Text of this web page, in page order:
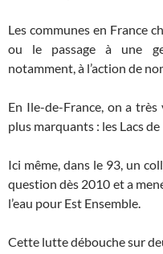
Les communes en France
ou le passage à une
notamment, à l’action de
En Ile-de-France, on a
plus marquants : les Lacs
Ici même, dans le 93, un
question dès 2010 et a
l’eau pour Est Ensemble.
Cette lutte débouche sur